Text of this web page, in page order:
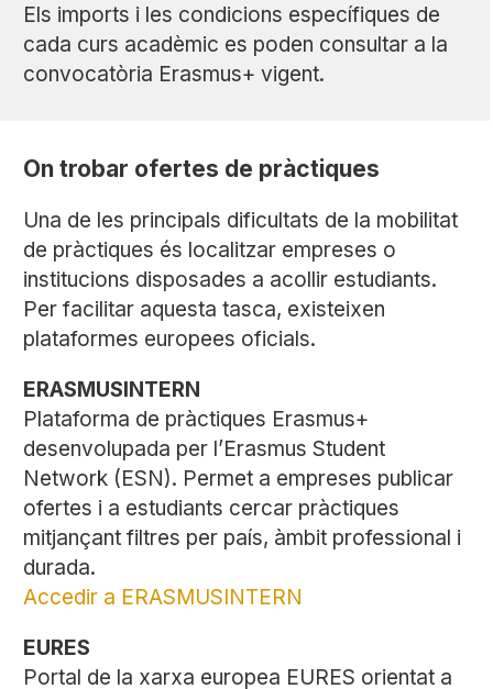
Els imports i les condicions específiques de
cada curs acadèmic es poden consultar a la
convocatòria Erasmus+ vigent.
On trobar ofertes de pràctiques
Una de les principals dificultats de la mobilitat
de pràctiques és localitzar empreses o
institucions disposades a acollir estudiants.
Per facilitar aquesta tasca, existeixen
plataformes europees oficials.
ERASMUSINTERN
Plataforma de pràctiques Erasmus+
desenvolupada per l’Erasmus Student
Network (ESN). Permet a empreses publicar
ofertes i a estudiants cercar pràctiques
mitjançant filtres per país, àmbit professional i
durada.
Accedir a ERASMUSINTERN
EURES
Portal de la xarxa europea EURES orientat a